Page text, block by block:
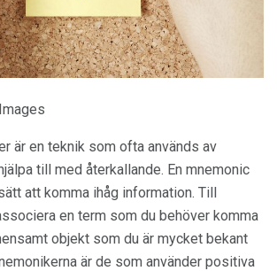
är en teknik som ofta används av
till med återkallande. En mnemonic
att komma ihåg information. Till
en term som du behöver komma
objekt som du är mycket bekant
är de som använder positiva